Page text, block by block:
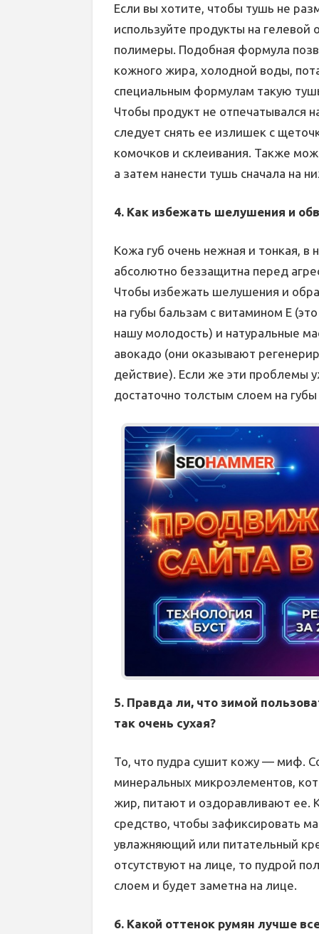
Если вы хотите, чтобы тушь не
используйте продукты на гелевой
полимеры. Подобная формула
кожного жира, холодной воды,
специальным формулам такую
Чтобы продукт не отпечатывался
следует снять ее излишек с
комочков и склеивания. Также
а затем нанести тушь сначала на
4. Как избежать шелушения и
Кожа губ очень нежная и тонкая, в
абсолютно беззащитна перед
Чтобы избежать шелушения и
на губы бальзам с витамином Е
нашу молодость) и натуральные
авокадо (они оказывают
действие). Если же эти проблемы
достаточно толстым слоем на
5. Правда ли, что зимой
так очень сухая?
То, что пудра сушит кожу — миф.
минеральных микроэлементов,
жир, питают и оздоравливают ее.
средство, чтобы зафиксировать
увлажняющий или питательный
отсутствуют на лице, то пудрой
слоем и будет заметна на лице.
6. Какой оттенок румян лучше